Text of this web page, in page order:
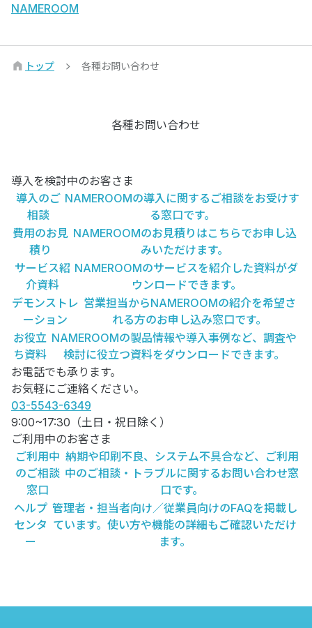
NAMEROOM
トップ 各種お問い合わせ
各種お問い合わせ
導入を検討中のお客さま
導入のご
相談
NAMEROOMの導入に関するご相談をお受けす
る窓口です。
費用のお見
積り
NAMEROOMのお見積りはこちらでお申し込
みいただけます。
サービス紹
介資料
NAMEROOMのサービスを紹介した資料がダ
ウンロードできます。
デモンストレ
ーション
営業担当からNAMEROOMの紹介を希望さ
れる方のお申し込み窓口です。
お役立
ち資料
NAMEROOMの製品情報や導入事例など、調査や
検討に役立つ資料をダウンロードできます。
お電話でも承ります。
お気軽にご連絡ください。
03-5543-6349
9:00~17:30（土日・祝日除く）
ご利用中のお客さま
ご利用中
のご相談
窓口
納期や印刷不良、システム不具合など、ご利用
中のご相談・トラブルに関するお問い合わせ窓
口です。
ヘルプ
センタ
ー
管理者・担当者向け／従業員向けのFAQを掲載し
ています。使い方や機能の詳細もご確認いただけ
ます。